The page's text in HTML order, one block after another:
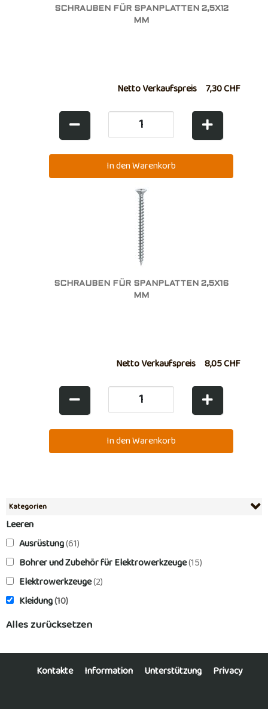
Kategorien
Leeren
Ausrüstung(61)
Bohrer und Zubehör für Elektrowerkzeuge(15)
Elektrowerkzeuge(2)
Kleidung(10)
Alles zurücksetzen
SCHRAUBEN FÜR SPANPLATTEN 2,5X12
MM
Netto Verkaufspreis 7,30 CHF
SCHRAUBEN FÜR SPANPLATTEN 2,5X16
MM
Netto Verkaufspreis 8,05 CHF
Kontakte Information Unterstützung Privacy